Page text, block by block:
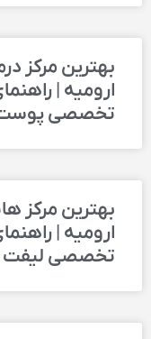
بهترین مرکز
ارومیه |
تخصصی
بهترین مرکز
ارومیه |
تخصصی لیفت